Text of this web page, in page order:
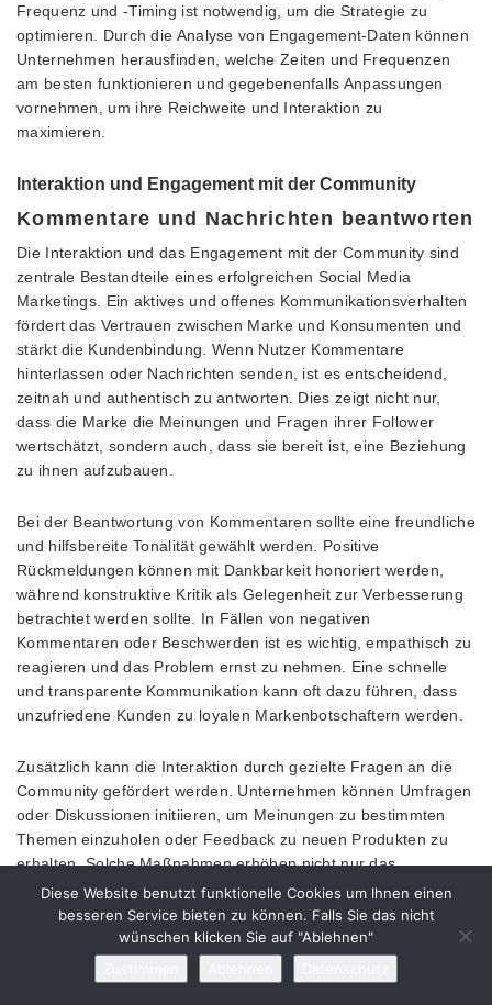
Frequenz und -Timing ist notwendig, um die Strategie zu
optimieren. Durch die Analyse von Engagement-Daten können
Unternehmen herausfinden, welche Zeiten und Frequenzen
am besten funktionieren und gegebenenfalls Anpassungen
vornehmen, um ihre Reichweite und Interaktion zu
maximieren.
Interaktion und Engagement mit der Community
Kommentare und Nachrichten beantworten
Die Interaktion und das Engagement mit der Community sind
zentrale Bestandteile eines erfolgreichen Social Media
Marketings. Ein aktives und offenes Kommunikationsverhalten
fördert das Vertrauen zwischen Marke und Konsumenten und
stärkt die Kundenbindung. Wenn Nutzer Kommentare
hinterlassen oder Nachrichten senden, ist es entscheidend,
zeitnah und authentisch zu antworten. Dies zeigt nicht nur,
dass die Marke die Meinungen und Fragen ihrer Follower
wertschätzt, sondern auch, dass sie bereit ist, eine Beziehung
zu ihnen aufzubauen.
Bei der Beantwortung von Kommentaren sollte eine freundliche
und hilfsbereite Tonalität gewählt werden. Positive
Rückmeldungen können mit Dankbarkeit honoriert werden,
während konstruktive Kritik als Gelegenheit zur Verbesserung
betrachtet werden sollte. In Fällen von negativen
Kommentaren oder Beschwerden ist es wichtig, empathisch zu
reagieren und das Problem ernst zu nehmen. Eine schnelle
und transparente Kommunikation kann oft dazu führen, dass
unzufriedene Kunden zu loyalen Markenbotschaftern werden.
Zusätzlich kann die Interaktion durch gezielte Fragen an die
Community gefördert werden. Unternehmen können Umfragen
oder Diskussionen initiieren, um Meinungen zu bestimmten
Themen einzuholen oder Feedback zu neuen Produkten zu
erhalten. Solche Maßnahmen erhöhen nicht nur das
Engagement, sondern sorgen auch dafür, dass sich die
Follower aktiv in die Markenkommunikation einbringen.
Schließlich ist es wichtig, die Interaktionen regelmäßig zu
analysieren, um herauszufinden, welche Arten von Antworten
Diese Website benutzt funktionelle Cookies um Ihnen einen
besseren Service bieten zu können. Falls Sie das nicht
wünschen klicken Sie auf "Ablehnen"